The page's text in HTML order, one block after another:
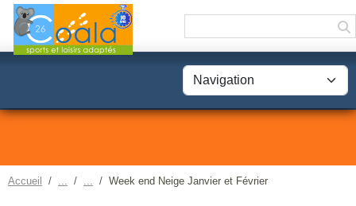
Accueil Week end Neige Janvier et Février
Panneau de gestion des cookies